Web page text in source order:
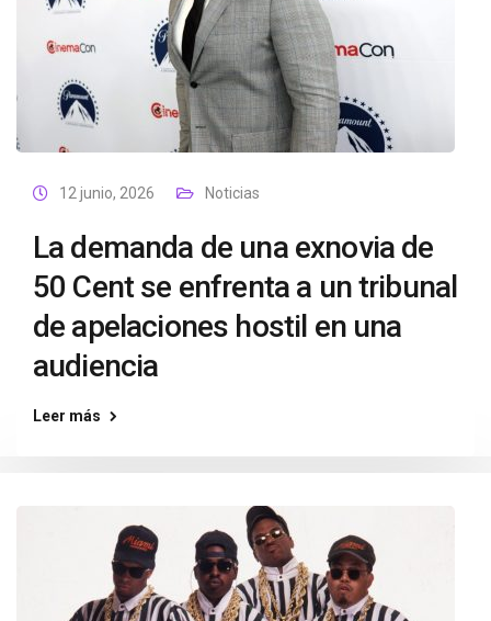
12 junio, 2026 Noticias
La demanda de una exnovia de
50 Cent se enfrenta a un tribunal
de apelaciones hostil en una
audiencia
Leer más